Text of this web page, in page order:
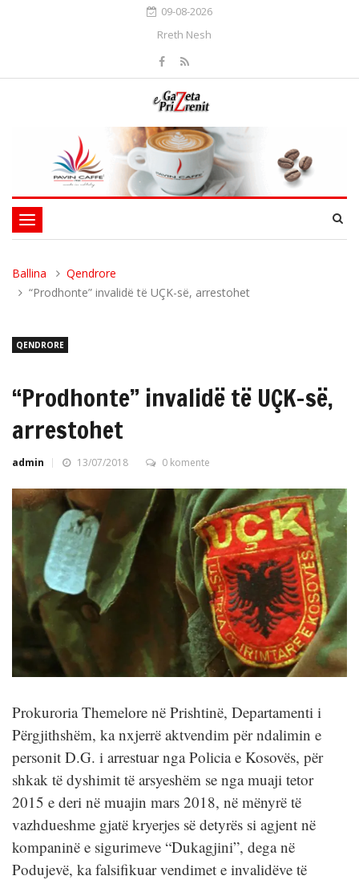
09-08-2026
Rreth Nesh
Toggle
navigation
Ballina
Qendrore
“Prodhonte” invalidë të UÇK-së, arrestohet
QENDRORE
“Prodhonte” invalidë të UÇK-së,
arrestohet
admin 13/07/2018 0 komente
Prokuroria Themelore në Prishtinë, Departamenti i
Përgjithshëm, ka nxjerrë aktvendim për ndalimin e
personit D.G. i arrestuar nga Policia e Kosovës, për
shkak të dyshimit të arsyeshëm se nga muaji tetor
2015 e deri në muajin mars 2018, në mënyrë të
vazhdueshme gjatë kryerjes së detyrës si agjent në
kompaninë e sigurimeve “Dukagjini”, dega në
Podujevë, ka falsifikuar vendimet e invalidëve të